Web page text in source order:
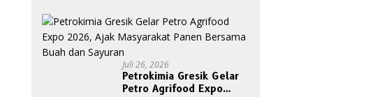
Bersama Abang Becak
Juli 26, 2026
Petrokimia Gresik Gelar
Petro Agrifood Expo